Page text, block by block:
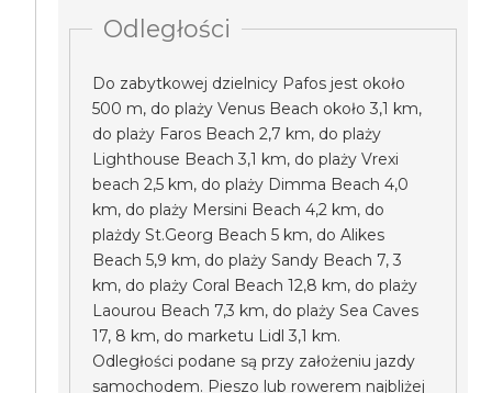
Odległości
Do zabytkowej dzielnicy Pafos jest około
500 m, do plaży Venus Beach około 3,1 km,
do plaży Faros Beach 2,7 km, do plaży
Lighthouse Beach 3,1 km, do plaży Vrexi
beach 2,5 km, do plaży Dimma Beach 4,0
km, do plaży Mersini Beach 4,2 km, do
plażdy St.Georg Beach 5 km, do Alikes
Beach 5,9 km, do plaży Sandy Beach 7, 3
km, do plaży Coral Beach 12,8 km, do plaży
Laourou Beach 7,3 km, do plaży Sea Caves
17, 8 km, do marketu Lidl 3,1 km.
Odległości podane są przy założeniu jazdy
samochodem. Pieszo lub rowerem najbliżej